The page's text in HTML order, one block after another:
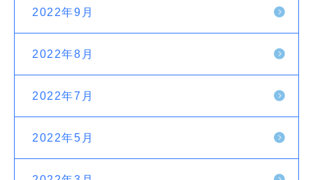
2022年9月
2022年8月
2022年7月
2022年5月